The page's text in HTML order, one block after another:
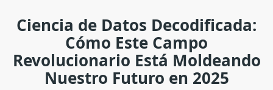
Ciencia de Datos Decodificada:
Cómo Este Campo
Revolucionario Está Moldeando
Nuestro Futuro en 2025